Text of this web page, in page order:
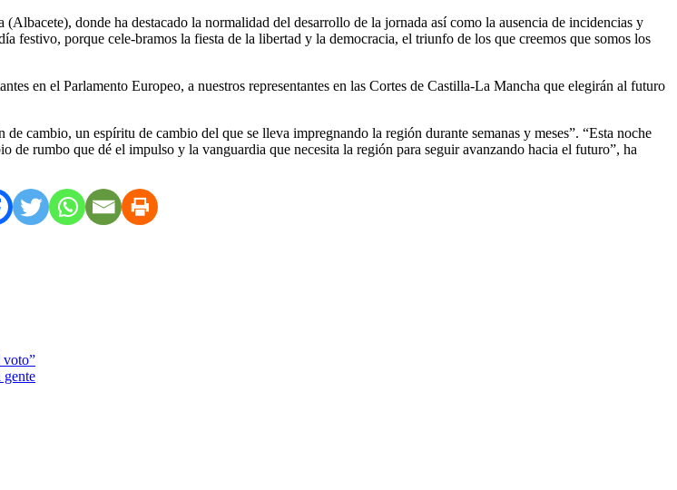
donde ha destacado la normalidad del desarrollo de la jornada así como la ausencia de incidencias y
festivo, porque cele-bramos la fiesta de la libertad y la democracia, el triunfo de los que creemos que somos los
en el Parlamento Europeo, a nuestros representantes en las Cortes de Castilla-La Mancha que elegirán al futuro
cambio, un espíritu de cambio del que se lleva impregnando la región durante semanas y meses”. “Esta noche
rumbo que dé el impulso y la vanguardia que necesita la región para seguir avanzando hacia el futuro”, ha
voto”
gente